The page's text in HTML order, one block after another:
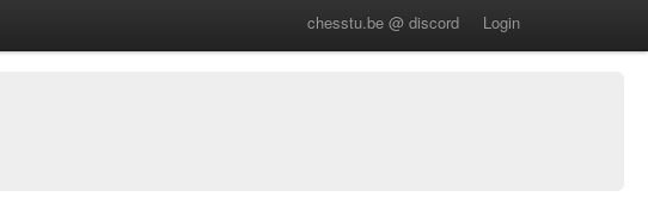
chesstu.be @ discord Login